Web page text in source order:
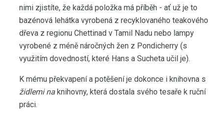
nimi zjistíte, že každá položka má příběh - ať už je to
bazénová lehátka vyrobená z recyklovaného teakového
dřeva z regionu Chettinad v Tamil Nadu nebo lampy
vyrobené z méně náročných žen z Pondicherry (s
využitím dovedností, které Hans a Sucheta učil je).
K mému překvapení a potěšení je dokonce i knihovna s
židlemi na knihovny, která dostala svého tesaře k ruční
práci.